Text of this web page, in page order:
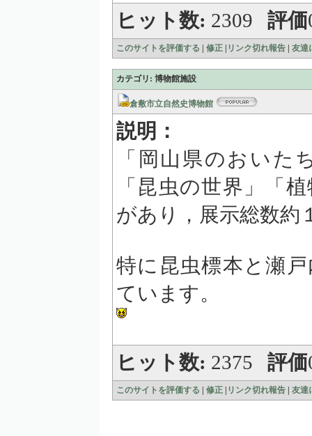
ヒット数: 2309 評価
このサイトを評価する 修正 リンク切れ報告 友達
カテゴリ: 博物館施設
倉敷市立自然史博物館
説明：
「岡山県のおいた
「昆虫の世界」「
があり，展示総数約
特に昆虫標本と瀬
ています。
ヒット数: 2375 評価
このサイトを評価する 修正 リンク切れ報告 友達